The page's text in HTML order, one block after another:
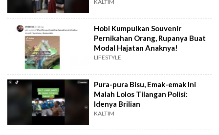
KALTIM
Hobi Kumpulkan Souvenir
Pernikahan Orang, Rupanya Buat
Modal Hajatan Anaknya!
LIFESTYLE
Pura-pura Bisu, Emak-emak Ini
Malah Lolos Tilangan Polisi:
Idenya Brilian
KALTIM